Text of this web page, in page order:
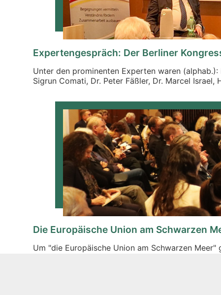
Expertengespräch: Der Berliner
Unter den prominenten Experten waren
Sigrun Comati, Dr. Peter Fäßler, Dr. Marcel Israel,
Die Europäische Union am Schwarzen
Um "die Europäische Union am Schwarzen